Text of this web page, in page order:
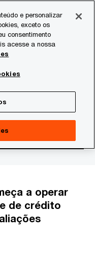
para
o crédito
a operar
de crédito
e personalizar
exceto os
consentimento
acesse a nossa